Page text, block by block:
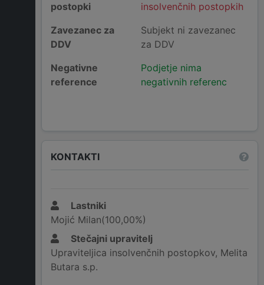
postopki
insolvenčnih postopkih
Zavezanec za
DDV
Subjekt ni zavezanec
za DDV
Negativne
reference
Podjetje nima
negativnih referenc
KONTAKTI
Lastniki
Mojić Milan(100,00%)
Stečajni upravitelj
Upraviteljica insolvenčnih postopkov, Melita
Butara s.p.